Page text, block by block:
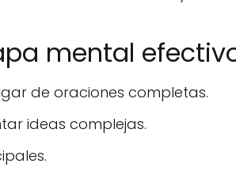
mental
de oraciones completas.
ideas complejas.